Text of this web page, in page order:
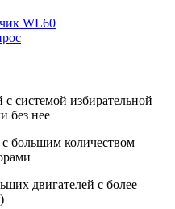
WL60
с системой избирательной
без нее
большим количеством
двигателей с более